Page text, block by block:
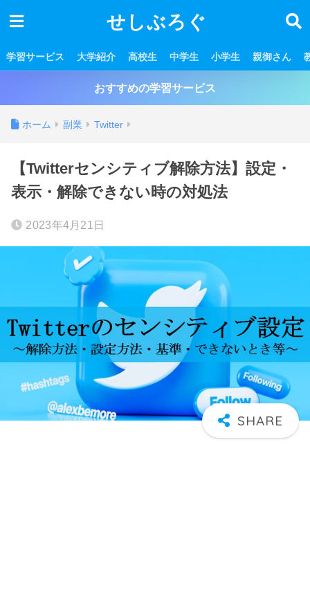
せしぶろぐ
学習サービス 大学紹介 高校生 中学生 小学生 親御さん
おすすめの学習サービス
ホーム 副業 Twitter
【Twitterセンシティブ解除方法】設定・
表示・解除できない時の対処法
2023年4月21日